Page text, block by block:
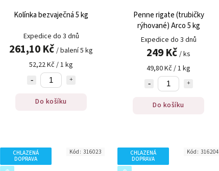
Kolínka bezvaječná 5 kg
Expedice do 3 dnů
261,10 Kč / balení 5 kg
52,22 Kč / 1 kg
Do košíku
Penne rigate (trubičky
rýhované) Arco 5 kg
Expedice do 3 dnů
249 Kč / ks
49,80 Kč / 1 kg
Do košíku
CHLAZENÁ
DOPRAVA
Kód: 316023
CHLAZENÁ
DOPRAVA
Kód: 316204